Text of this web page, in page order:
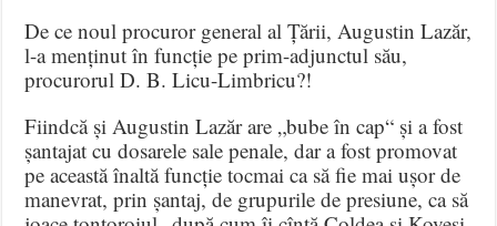
De ce noul procuror general al Țării, Augustin Lazăr,
l-a menținut în funcție pe prim-adjunctul său,
procurorul D. B. Licu-Limbricu?!
Fiindcă și Augustin Lazăr are „bube în cap“ și a fost
șantajat cu dosarele sale penale, dar a fost promovat
pe această înaltă funcție tocmai ca să fie mai ușor de
manevrat, prin șantaj, de grupurile de presiune, ca să